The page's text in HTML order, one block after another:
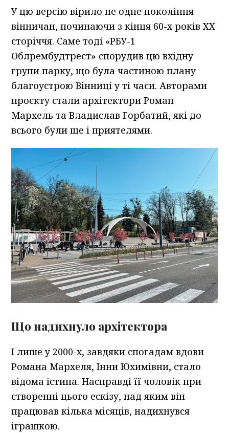
У цю версію вірило не одне покоління
вінничан, починаючи з кінця 60-х років ХХ
сторіччя. Саме тоді «РБУ-1
Облрембудтрест» спорудив цю вхідну
групи парку, що була частиною плану
благоустрою Вінниці у ті часи. Авторами
проєкту стали архітектори Роман
Мархель та Владислав Горбатий, які до
всього були ще і приятелями.
Що надихнуло архітектора
І лише у 2000-х, завдяки спогадам вдови
Романа Мархеля, Інни Юхимівни, стало
відома істина. Насправді її чоловік при
створенні цього ескізу, над яким він
працював кілька місяців, надихнувся
іграшкою.